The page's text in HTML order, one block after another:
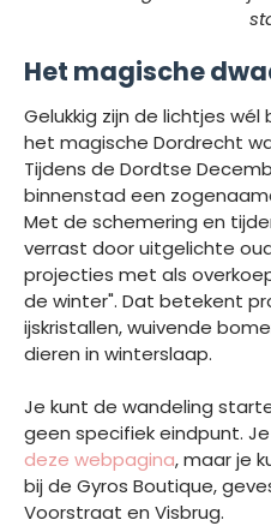
Het magische
Gelukkig zijn de lichtjes wél
het magische Dordrecht
Tijdens de Dordtse
binnenstad een
Met de schemering en
verrast door uitgelichte
projecties met als
de winter". Dat betekent
ijskristallen, wuivende
dieren in winterslaap.
Je kunt de wandeling
geen specifiek eindpunt.
deze webpagina, maar je
bij de Gyros Boutique,
Voorstraat en Visbrug.